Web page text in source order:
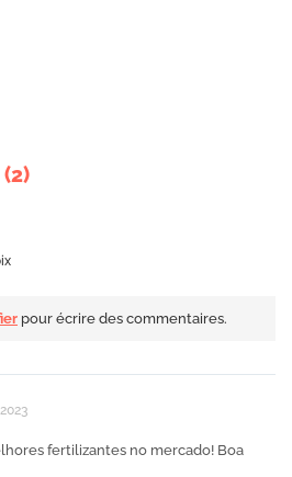
(2)
pour écrire des commentaires.
fertilizantes no mercado! Boa